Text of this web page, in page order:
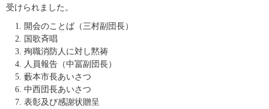
受けられました。
開会のことば（三村副団長）
国歌斉唱
殉職消防人に対し黙祷
人員報告（中冨副団長）
藪本市長あいさつ
中西団長あいさつ
表彰及び感謝状贈呈